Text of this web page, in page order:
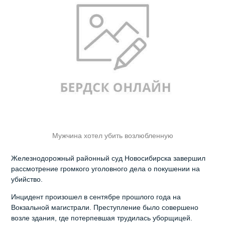
Мужчина хотел убить возлюбленную
Железнодорожный районный суд Новосибирска завершил
рассмотрение громкого уголовного дела о покушении на
убийство.
Инцидент произошел в сентябре прошлого года на
Вокзальной магистрали. Преступление было совершено
возле здания, где потерпевшая трудилась уборщицей.